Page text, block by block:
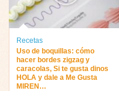
Recetas
Uso de boquillas: cómo
hacer bordes zigzag y
caracolas, Si te gusta dinos
HOLA y dale a Me Gusta
MIREN…